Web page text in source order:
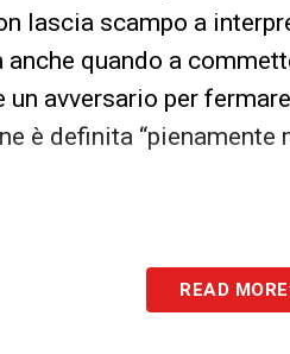
lascia scampo a
quando a
avversario per
è definita
con i tentativi diREAD MORE